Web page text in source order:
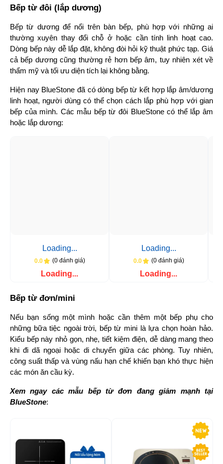
Bếp từ đôi (lắp dương)
Bếp từ dương để nổi trên bàn bếp, phù hợp với những ai
thường xuyên thay đổi chỗ ở hoặc cần tính linh hoạt cao.
Dòng bếp này dễ lắp đặt, không đòi hỏi kỹ thuật phức tạp. Giá
cả bếp dương cũng thường rẻ hơn bếp âm, tuy nhiên xét về
thẩm mỹ và tối ưu diện tích lại không bằng.
Hiện nay BlueStone đã có dòng bếp từ kết hợp lắp âm/dương
linh hoạt, người dùng có thể chọn cách lắp phù hợp với gian
bếp của mình. Các mẫu bếp từ đôi BlueStone có thể lắp âm
hoặc lắp dương:
Loading...
0.0 (0 đánh giá)
Loading...
Loading...
0.0 (0 đánh giá)
Loading...
Bếp từ đơn/mini
Nếu bạn sống một mình hoặc cần thêm một bếp phụ cho
những bữa tiệc ngoài trời, bếp từ mini là lựa chọn hoàn hảo.
Kiểu bếp này nhỏ gọn, nhẹ, tiết kiệm điện, dễ dàng mang theo
khi đi dã ngoại hoặc di chuyển giữa các phòng. Tuy nhiên,
công suất thấp và vùng nấu hạn chế khiến bạn khó thực hiện
các món ăn cầu kỳ.
Xem ngay các mẫu bếp từ đơn đang giảm mạnh tại
BlueStone: